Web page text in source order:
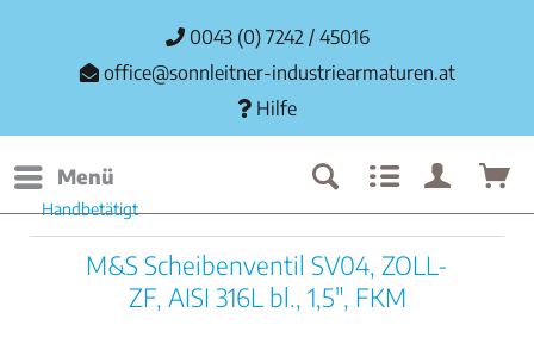
0043 (0) 7242 / 45016
office@sonnleitner-industriearmaturen.at
Hilfe
Menü
Handbetätigt
M&S Scheibenventil SV04, ZOLL-
ZF, AISI 316L bl., 1,5", FKM